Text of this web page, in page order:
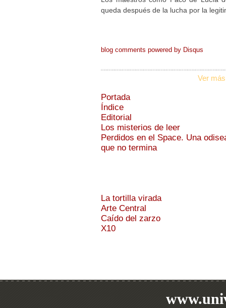
queda después de la lucha por la
blog comments powered by Disqus
Ver
Portada
Índice
Editorial
Los misterios de leer
Perdidos en el Space. Una
que no termina
La tortilla virada
Arte Central
Caído del zarzo
X10